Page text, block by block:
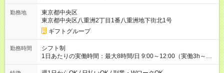
勤務地
東京都中央区
東京都中央区八重洲2丁目1番八重洲地下街北1号
ギフトグループ
勤務時間
シフト制
1日あたりの実働時間：最大8時間/日 9:00～12:00（実働3h～）
※店舗により異なる ★週1日～勤務OK！ ★WワークOK ★1～2週